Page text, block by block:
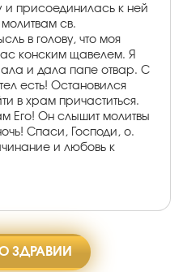
присоединилась к ней
св.
в голову, что моя
конским щавелем. Я
и дала папе отвар. С
есть! Остановился
в храм причаститься.
Его! Он слышит молитвы
Спаси, Господи, о.
и любовь к
ЗДРАВИИ